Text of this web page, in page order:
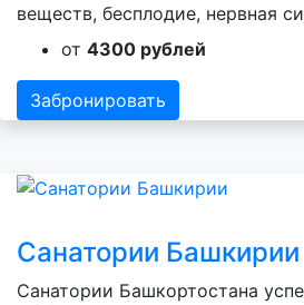
веществ, бесплодие, нервная
от 4300 рублей
Забронировать
Санатории Башкирии
Санатории Башкортостана